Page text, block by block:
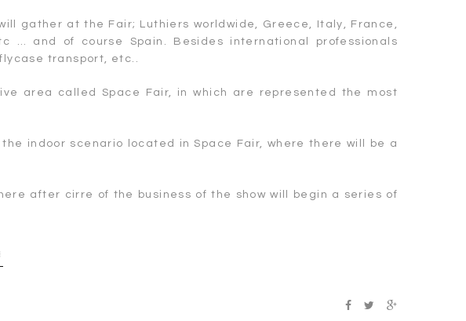
gather at the Fair; Luthiers worldwide, Greece, Italy, France,
… and of course Spain. Besides international professionals
transport, etc..
area called Space Fair, in which are represented the most
indoor scenario located in Space Fair, where there will be a
after cirre of the business of the show will begin a series of